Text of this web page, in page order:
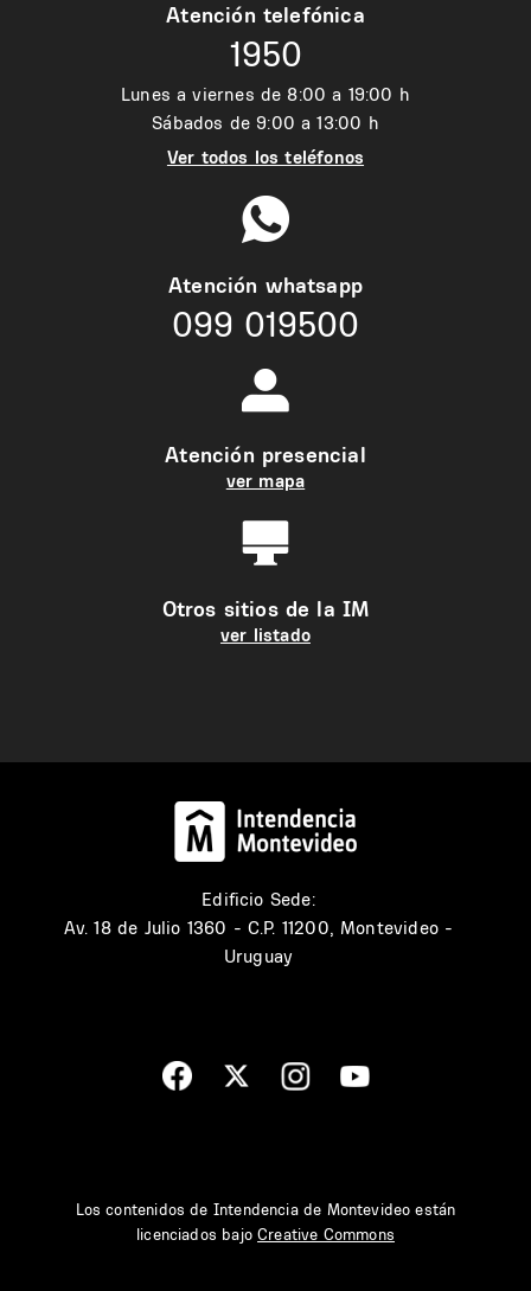
Atención telefónica
1950
Lunes a viernes de 8:00 a 19:00 h
Sábados de 9:00 a 13:00 h
Ver todos los teléfonos
Atención whatsapp
099 019500
Atención presencial
ver mapa
Otros sitios de la IM
ver listado
Edificio Sede:
Av. 18 de Julio 1360 - C.P. 11200, Montevideo -
Uruguay
Los contenidos de Intendencia de Montevideo están
licenciados bajoCreative Commons